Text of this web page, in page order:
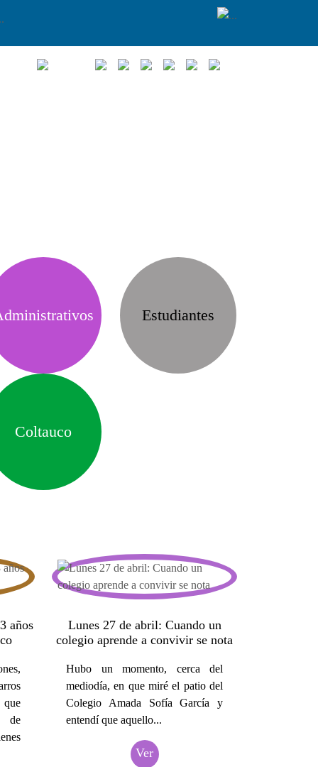
Estudiantes
Coltauco
años
de
Lunes 27 de abril: Cuando un
colegio aprende a convivir se nota
Hubo un momento, cerca del
mediodía, en que miré el patio del
Colegio Amada Sofía García y
entendí que aquello...
Ver